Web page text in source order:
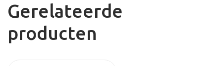
Gerelateerde
producten